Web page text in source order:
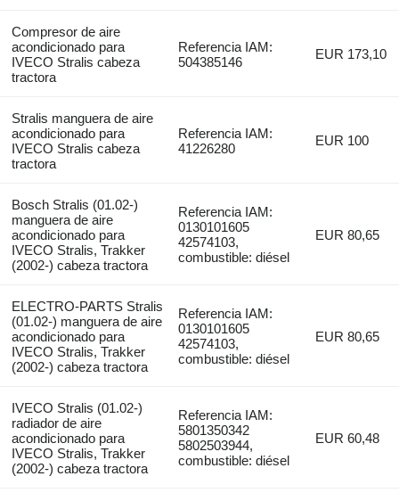
Compresor de aire
acondicionado para
IVECO Stralis cabeza
tractora
Referencia IAM:
504385146
EUR 173,10
Stralis manguera de aire
acondicionado para
IVECO Stralis cabeza
tractora
Referencia IAM:
41226280
EUR 100
Bosch Stralis (01.02-)
manguera de aire
acondicionado para
IVECO Stralis, Trakker
(2002-) cabeza tractora
Referencia IAM:
0130101605
42574103,
combustible: diésel
EUR 80,65
ELECTRO-PARTS Stralis
(01.02-) manguera de aire
acondicionado para
IVECO Stralis, Trakker
(2002-) cabeza tractora
Referencia IAM:
0130101605
42574103,
combustible: diésel
EUR 80,65
IVECO Stralis (01.02-)
radiador de aire
acondicionado para
IVECO Stralis, Trakker
(2002-) cabeza tractora
Referencia IAM:
5801350342
5802503944,
combustible: diésel
EUR 60,48